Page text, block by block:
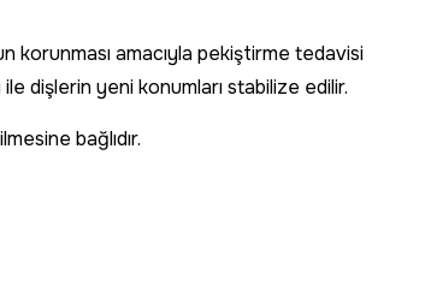
korunması amacıyla pekiştirme tedavisi
dişlerin yeni konumları stabilize edilir.
bağlıdır.